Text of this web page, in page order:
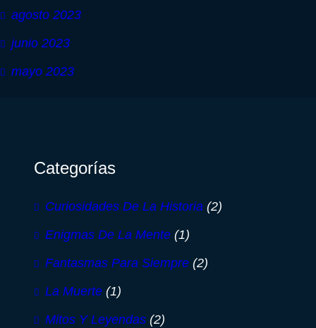
agosto 2023
junio 2023
mayo 2023
Categorías
Curiosidades De La Historia (2)
Enigmas De La Mente (1)
Fantasmas Para Siempre (2)
La Muerte (1)
Mitos Y Leyendas (2)